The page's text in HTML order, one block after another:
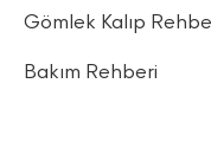
Gömlek Kalıp
Bakım Rehberi